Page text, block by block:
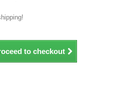
to checkout